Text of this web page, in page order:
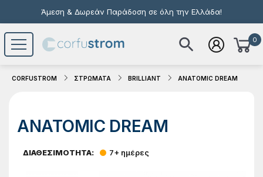
Άμεση & Δωρεάν Παράδοση σε όλη την Ελλάδα!
0
CORFUSTROM ΣΤΡΩΜΑΤΑ BRILLIANT ANATOMIC DREAM
ANATOMIC DREAM
ΔΙΑΘΕΣΙΜΟΤΗΤΑ: 7+ ημέρες